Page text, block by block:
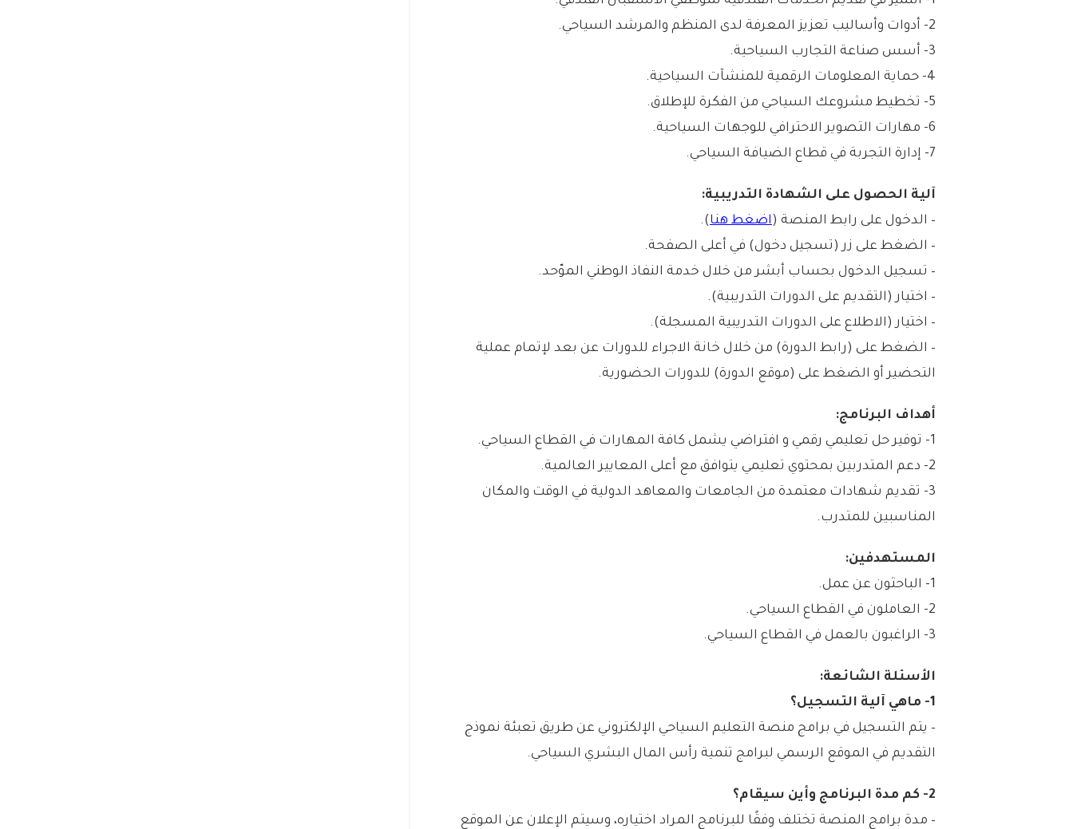
2- أدوات وأساليب تعزيز المعرفة لدى المنظم والمرشد السياحي.
3- أسس صناعة التجارب السياحية.
4- حماية المعلومات الرقمية للمنشآت السياحية.
5- تخطيط مشروعك السياحي من الفكرة للإطلاق.
6- مهارات التصوير الاحترافي للوجهات السياحية.
7- إدارة التجربة في قطاع الضيافة السياحي.
آلية الحصول على الشهادة التدريبية:
– الدخول على رابط المنصة (اضغط هنا).
– الضغط على زر (تسجيل دخول) في أعلى الصفحة.
– تسجيل الدخول بحساب أبشر من خلال خدمة النفاذ الوطني الموّحد.
– اختيار (التقديم على الدورات التدريبية).
– اختيار (الاطلاع على الدورات التدريبية المسجلة).
– الضغط على (رابط الدورة) من خلال خانة الاجراء للدورات عن بعد لإتمام عملية
التحضير أو الضغط على (موقع الدورة) للدورات الحضورية.
أهداف البرنامج:
1- توفير حل تعليمي رقمي و افتراضي يشمل كافة المهارات في القطاع السياحي.
2- دعم المتدربين بمحتوي تعليمي يتوافق مع أعلى المعايير العالمية.
3- تقديم شهادات معتمدة من الجامعات والمعاهد الدولية في الوقت والمكان
المناسبين للمتدرب.
المستهدفين:
1- الباحثون عن عمل.
2- العاملون في القطاع السياحي.
3- الراغبون بالعمل في القطاع السياحي.
الأسئلة الشائعة:
1- ماهي آلية التسجيل؟
– يتم التسجيل في برامج منصة التعليم السياحي الإلكتروني عن طريق تعبئة نموذج
التقديم في الموقع الرسمي لبرامج تنمية رأس المال البشري السياحي.
2- كم مدة البرنامج وأين سيقام؟
– مدة برامج المنصة تختلف وفقًا للبرنامج المراد اختياره، وسيتم الإعلان عن الموقع